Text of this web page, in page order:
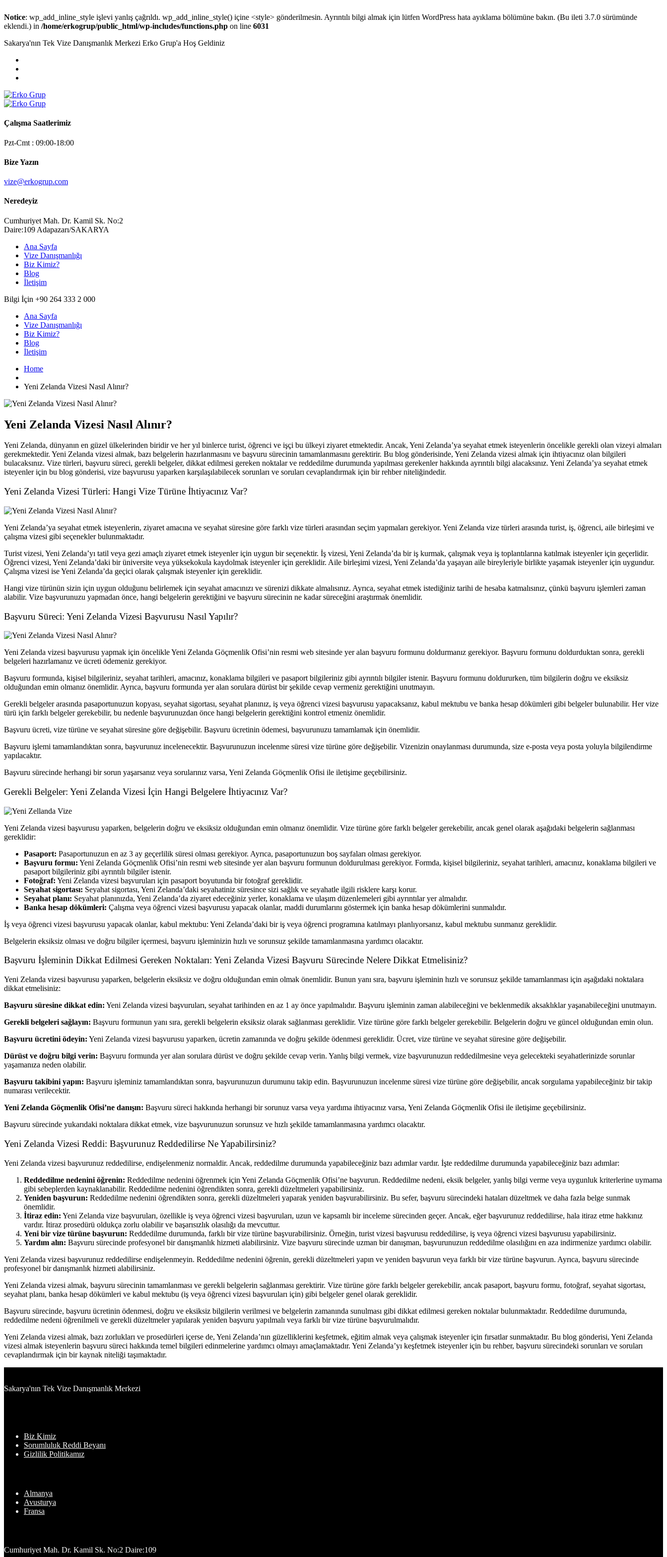
Notice: wp_add_inline_style işlevi yanlış çağrıldı. wp_add_inline_style() içine <style> gönderilmesin. Ayrıntılı bilgi almak için lütfen WordPress hata ayıklama bölümüne bakın. (Bu ileti 3.7.0 sürümünde
eklendi.) in /home/erkogrup/public_html/wp-includes/functions.php on line 6031
Sakarya'nın Tek Vize Danışmanlık Merkezi Erko Grup'a Hoş Geldiniz
Çalışma Saatlerimiz
Pzt-Cmt : 09:00-18:00
Bize Yazın
vize@erkogrup.com
Neredeyiz
Cumhuriyet Mah. Dr. Kamil Sk. No:2
Daire:109 Adapazarı/SAKARYA
Ana Sayfa
Vize Danışmanlığı
Biz Kimiz?
Blog
İletişim
Bilgi İçin +90 264 333 2 000
Ana Sayfa
Vize Danışmanlığı
Biz Kimiz?
Blog
İletişim
Home
Yeni Zelanda Vizesi Nasıl Alınır?
Yeni Zelanda Vizesi Nasıl Alınır?
Yeni Zelanda, dünyanın en güzel ülkelerinden biridir ve her yıl binlerce turist, öğrenci ve işçi bu ülkeyi ziyaret etmektedir. Ancak, Yeni Zelanda’ya seyahat etmek isteyenlerin öncelikle gerekli olan vizeyi almaları
gerekmektedir. Yeni Zelanda vizesi almak, bazı belgelerin hazırlanmasını ve başvuru sürecinin tamamlanmasını gerektirir. Bu blog gönderisinde, Yeni Zelanda vizesi almak için ihtiyacınız olan bilgileri
bulacaksınız. Vize türleri, başvuru süreci, gerekli belgeler, dikkat edilmesi gereken noktalar ve reddedilme durumunda yapılması gerekenler hakkında ayrıntılı bilgi alacaksınız. Yeni Zelanda’ya seyahat etmek
isteyenler için bu blog gönderisi, vize başvurusu yaparken karşılaşılabilecek sorunları ve soruları cevaplandırmak için bir rehber niteliğindedir.
Yeni Zelanda Vizesi Türleri: Hangi Vize Türüne İhtiyacınız Var?
Yeni Zelanda’ya seyahat etmek isteyenlerin, ziyaret amacına ve seyahat süresine göre farklı vize türleri arasından seçim yapmaları gerekiyor. Yeni Zelanda vize türleri arasında turist, iş, öğrenci, aile birleşimi ve
çalışma vizesi gibi seçenekler bulunmaktadır.
Turist vizesi, Yeni Zelanda’yı tatil veya gezi amaçlı ziyaret etmek isteyenler için uygun bir seçenektir. İş vizesi, Yeni Zelanda’da bir iş kurmak, çalışmak veya iş toplantılarına katılmak isteyenler için geçerlidir.
Öğrenci vizesi, Yeni Zelanda’daki bir üniversite veya yüksekokula kaydolmak isteyenler için gereklidir. Aile birleşimi vizesi, Yeni Zelanda’da yaşayan aile bireyleriyle birlikte yaşamak isteyenler için uygundur.
Çalışma vizesi ise Yeni Zelanda’da geçici olarak çalışmak isteyenler için gereklidir.
Hangi vize türünün sizin için uygun olduğunu belirlemek için seyahat amacınızı ve sürenizi dikkate almalısınız. Ayrıca, seyahat etmek istediğiniz tarihi de hesaba katmalısınız, çünkü başvuru işlemleri zaman
alabilir. Vize başvurunuzu yapmadan önce, hangi belgelerin gerektiğini ve başvuru sürecinin ne kadar süreceğini araştırmak önemlidir.
Başvuru Süreci: Yeni Zelanda Vizesi Başvurusu Nasıl Yapılır?
Yeni Zelanda vizesi başvurusu yapmak için öncelikle Yeni Zelanda Göçmenlik Ofisi’nin resmi web sitesinde yer alan başvuru formunu doldurmanız gerekiyor. Başvuru formunu doldurduktan sonra, gerekli
belgeleri hazırlamanız ve ücreti ödemeniz gerekiyor.
Başvuru formunda, kişisel bilgileriniz, seyahat tarihleri, amacınız, konaklama bilgileri ve pasaport bilgileriniz gibi ayrıntılı bilgiler istenir. Başvuru formunu doldururken, tüm bilgilerin doğru ve eksiksiz
olduğundan emin olmanız önemlidir. Ayrıca, başvuru formunda yer alan sorulara dürüst bir şekilde cevap vermeniz gerektiğini unutmayın.
Gerekli belgeler arasında pasaportunuzun kopyası, seyahat sigortası, seyahat planınız, iş veya öğrenci vizesi başvurusu yapacaksanız, kabul mektubu ve banka hesap dökümleri gibi belgeler bulunabilir. Her vize
türü için farklı belgeler gerekebilir, bu nedenle başvurunuzdan önce hangi belgelerin gerektiğini kontrol etmeniz önemlidir.
Başvuru ücreti, vize türüne ve seyahat süresine göre değişebilir. Başvuru ücretinin ödemesi, başvurunuzu tamamlamak için önemlidir.
Başvuru işlemi tamamlandıktan sonra, başvurunuz incelenecektir. Başvurunuzun incelenme süresi vize türüne göre değişebilir. Vizenizin onaylanması durumunda, size e-posta veya posta yoluyla bilgilendirme
yapılacaktır.
Başvuru sürecinde herhangi bir sorun yaşarsanız veya sorularınız varsa, Yeni Zelanda Göçmenlik Ofisi ile iletişime geçebilirsiniz.
Gerekli Belgeler: Yeni Zelanda Vizesi İçin Hangi Belgelere İhtiyacınız Var?
Yeni Zelanda vizesi başvurusu yaparken, belgelerin doğru ve eksiksiz olduğundan emin olmanız önemlidir. Vize türüne göre farklı belgeler gerekebilir, ancak genel olarak aşağıdaki belgelerin sağlanması
gereklidir:
Pasaport: Pasaportunuzun en az 3 ay geçerlilik süresi olması gerekiyor. Ayrıca, pasaportunuzun boş sayfaları olması gerekiyor.
Başvuru formu: Yeni Zelanda Göçmenlik Ofisi’nin resmi web sitesinde yer alan başvuru formunun doldurulması gerekiyor. Formda, kişisel bilgileriniz, seyahat tarihleri, amacınız, konaklama bilgileri ve
pasaport bilgileriniz gibi ayrıntılı bilgiler istenir.
Fotoğraf: Yeni Zelanda vizesi başvuruları için pasaport boyutunda bir fotoğraf gereklidir.
Seyahat sigortası: Seyahat sigortası, Yeni Zelanda’daki seyahatiniz süresince sizi sağlık ve seyahatle ilgili risklere karşı korur.
Seyahat planı: Seyahat planınızda, Yeni Zelanda’da ziyaret edeceğiniz yerler, konaklama ve ulaşım düzenlemeleri gibi ayrıntılar yer almalıdır.
Banka hesap dökümleri: Çalışma veya öğrenci vizesi başvurusu yapacak olanlar, maddi durumlarını göstermek için banka hesap dökümlerini sunmalıdır.
İş veya öğrenci vizesi başvurusu yapacak olanlar, kabul mektubu: Yeni Zelanda’daki bir iş veya öğrenci programına katılmayı planlıyorsanız, kabul mektubu sunmanız gereklidir.
Belgelerin eksiksiz olması ve doğru bilgiler içermesi, başvuru işleminizin hızlı ve sorunsuz şekilde tamamlanmasına yardımcı olacaktır.
Başvuru İşleminin Dikkat Edilmesi Gereken Noktaları: Yeni Zelanda Vizesi Başvuru Sürecinde Nelere Dikkat Etmelisiniz?
Yeni Zelanda vizesi başvurusu yaparken, belgelerin eksiksiz ve doğru olduğundan emin olmak önemlidir. Bunun yanı sıra, başvuru işleminin hızlı ve sorunsuz şekilde tamamlanması için aşağıdaki noktalara
dikkat etmelisiniz:
Başvuru süresine dikkat edin: Yeni Zelanda vizesi başvuruları, seyahat tarihinden en az 1 ay önce yapılmalıdır. Başvuru işleminin zaman alabileceğini ve beklenmedik aksaklıklar yaşanabileceğini unutmayın.
Gerekli belgeleri sağlayın: Başvuru formunun yanı sıra, gerekli belgelerin eksiksiz olarak sağlanması gereklidir. Vize türüne göre farklı belgeler gerekebilir. Belgelerin doğru ve güncel olduğundan emin olun.
Başvuru ücretini ödeyin: Yeni Zelanda vizesi başvurusu yaparken, ücretin zamanında ve doğru şekilde ödenmesi gereklidir. Ücret, vize türüne ve seyahat süresine göre değişebilir.
Dürüst ve doğru bilgi verin: Başvuru formunda yer alan sorulara dürüst ve doğru şekilde cevap verin. Yanlış bilgi vermek, vize başvurunuzun reddedilmesine veya gelecekteki seyahatlerinizde sorunlar
yaşamanıza neden olabilir.
Başvuru takibini yapın: Başvuru işleminiz tamamlandıktan sonra, başvurunuzun durumunu takip edin. Başvurunuzun incelenme süresi vize türüne göre değişebilir, ancak sorgulama yapabileceğiniz bir takip
numarası verilecektir.
Yeni Zelanda Göçmenlik Ofisi’ne danışın: Başvuru süreci hakkında herhangi bir sorunuz varsa veya yardıma ihtiyacınız varsa, Yeni Zelanda Göçmenlik Ofisi ile iletişime geçebilirsiniz.
Başvuru sürecinde yukarıdaki noktalara dikkat etmek, vize başvurunuzun sorunsuz ve hızlı şekilde tamamlanmasına yardımcı olacaktır.
Yeni Zelanda Vizesi Reddi: Başvurunuz Reddedilirse Ne Yapabilirsiniz?
Yeni Zelanda vizesi başvurunuz reddedilirse, endişelenmeniz normaldir. Ancak, reddedilme durumunda yapabileceğiniz bazı adımlar vardır. İşte reddedilme durumunda yapabileceğiniz bazı adımlar:
Reddedilme nedenini öğrenin: Reddedilme nedenini öğrenmek için Yeni Zelanda Göçmenlik Ofisi’ne başvurun. Reddedilme nedeni, eksik belgeler, yanlış bilgi verme veya uygunluk kriterlerine uymama
gibi sebeplerden kaynaklanabilir. Reddedilme nedenini öğrendikten sonra, gerekli düzeltmeleri yapabilirsiniz.
Yeniden başvurun: Reddedilme nedenini öğrendikten sonra, gerekli düzeltmeleri yaparak yeniden başvurabilirsiniz. Bu sefer, başvuru sürecindeki hataları düzeltmek ve daha fazla belge sunmak
önemlidir.
İtiraz edin: Yeni Zelanda vize başvuruları, özellikle iş veya öğrenci vizesi başvuruları, uzun ve kapsamlı bir inceleme sürecinden geçer. Ancak, eğer başvurunuz reddedilirse, hala itiraz etme hakkınız
vardır. İtiraz prosedürü oldukça zorlu olabilir ve başarısızlık olasılığı da mevcuttur.
Yeni bir vize türüne başvurun: Reddedilme durumunda, farklı bir vize türüne başvurabilirsiniz. Örneğin, turist vizesi başvurusu reddedilirse, iş veya öğrenci vizesi başvurusu yapabilirsiniz.
Yardım alın: Başvuru sürecinde profesyonel bir danışmanlık hizmeti alabilirsiniz. Vize başvuru sürecinde uzman bir danışman, başvurunuzun reddedilme olasılığını en aza indirmenize yardımcı olabilir.
Yeni Zelanda vizesi başvurunuz reddedilirse endişelenmeyin. Reddedilme nedenini öğrenin, gerekli düzeltmeleri yapın ve yeniden başvurun veya farklı bir vize türüne başvurun. Ayrıca, başvuru sürecinde
profesyonel bir danışmanlık hizmeti alabilirsiniz.
Yeni Zelanda vizesi almak, başvuru sürecinin tamamlanması ve gerekli belgelerin sağlanması gerektirir. Vize türüne göre farklı belgeler gerekebilir, ancak pasaport, başvuru formu, fotoğraf, seyahat sigortası,
seyahat planı, banka hesap dökümleri ve kabul mektubu (iş veya öğrenci vizesi başvuruları için) gibi belgeler genel olarak gereklidir.
Başvuru sürecinde, başvuru ücretinin ödenmesi, doğru ve eksiksiz bilgilerin verilmesi ve belgelerin zamanında sunulması gibi dikkat edilmesi gereken noktalar bulunmaktadır. Reddedilme durumunda,
reddedilme nedeni öğrenilmeli ve gerekli düzeltmeler yapılarak yeniden başvuru yapılmalı veya farklı bir vize türüne başvurulmalıdır.
Yeni Zelanda vizesi almak, bazı zorlukları ve prosedürleri içerse de, Yeni Zelanda’nın güzelliklerini keşfetmek, eğitim almak veya çalışmak isteyenler için fırsatlar sunmaktadır. Bu blog gönderisi, Yeni Zelanda
vizesi almak isteyenlerin başvuru süreci hakkında temel bilgileri edinmelerine yardımcı olmayı amaçlamaktadır. Yeni Zelanda’yı keşfetmek isteyenler için bu rehber, başvuru sürecindeki sorunları ve soruları
cevaplandırmak için bir kaynak niteliği taşımaktadır.
Sakarya'nın Tek Vize Danışmanlık Merkezi
Biz Kimiz
Sorumluluk Reddi Beyanı
Gizlilik Politikamız
Almanya
Avusturya
Fransa
Cumhuriyet Mah. Dr. Kamil Sk. No:2 Daire:109